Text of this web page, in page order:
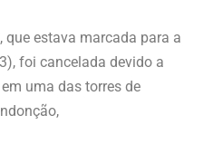
que estava marcada para a
foi cancelada devido a
uma das torres de